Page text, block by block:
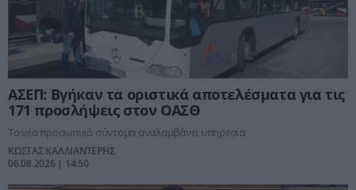
ΑΣΕΠ: Βγήκαν τα οριστικά αποτελέσματα για τις
171 προσλήψεις στον ΟΑΣΘ
Το νέο προσωπικό σύντομα αναλαμβάνει υπηρεσία
ΚΩΣΤΑΣ ΚΑΛΛΙΑΝΤΕΡΗΣ
06.08.2026 | 14:50